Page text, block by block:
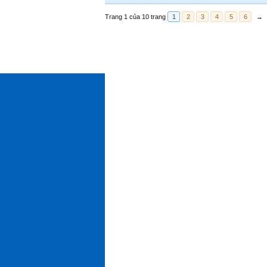
Trang 1 của 10 trang 1 2 3 4 5 6 →